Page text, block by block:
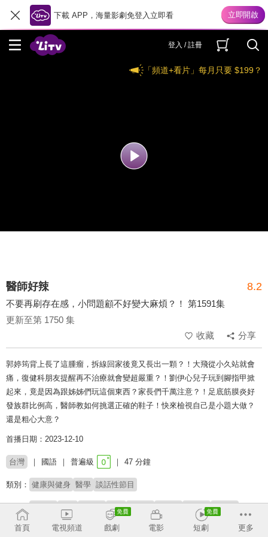
下載 APP，海量影劇免登入立即看
登入 / 註冊
「頻道+看片」每月只要 $199？
醫師好辣 8.2
不要再刷存在感，小問題顧不好變大麻煩？！ 第1591集
更新至第 1750 集
收藏
分享
郭婷筠背上長了這腫瘤，拆線回家後竟又長出一顆？！大飛從小久站就會
痛，復健科朋友提醒再不治療就會變超嚴重？！劉伊心兒子玩到腳指甲掀
起來，竟是因為跟姊姊們玩這個東西？家長們千萬注意？！足底筋膜炎好
發族群比例高，醫師教如何挑選正確的鞋子！快來檢視自己是小題大做？
還是粗心大意？
首播日期：2023-12-10
台灣 國語 普遍級 47 分鐘
類別： 健康與健身 醫學 談話性節目
來賓： 大飛 賈蔚 陳保仁 黃如玉 胡怡萱 林郁庭
主持： 徐乃麟 嚴立婷
首頁 電視頻道 戲劇 電影 短劇 更多